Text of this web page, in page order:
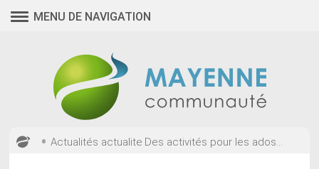
MENU DE NAVIGATION
• Actualités actualite Des activités pour les ados...